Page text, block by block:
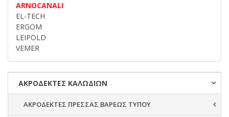
ARNOCANALI
EL-TECH
ERGOM
LEIPOLD
VEMER
ΑΚΡΟΔΕΚΤΕΣ ΚΑΛΩΔΙΩΝ
ΑΚΡΟΔΕΚΤΕΣ ΠΡΕΣΣΑΣ ΒΑΡΕΩΣ ΤΥΠΟΥ